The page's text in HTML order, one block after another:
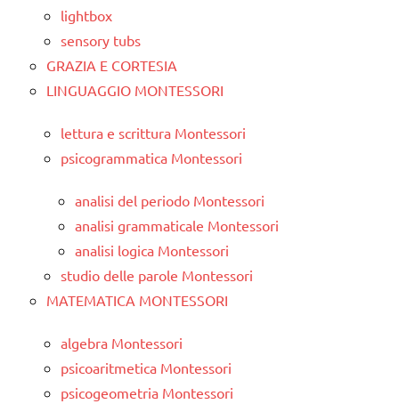
lightbox
sensory tubs
GRAZIA E CORTESIA
LINGUAGGIO MONTESSORI
lettura e scrittura Montessori
psicogrammatica Montessori
analisi del periodo Montessori
analisi grammaticale Montessori
analisi logica Montessori
studio delle parole Montessori
MATEMATICA MONTESSORI
algebra Montessori
psicoaritmetica Montessori
psicogeometria Montessori